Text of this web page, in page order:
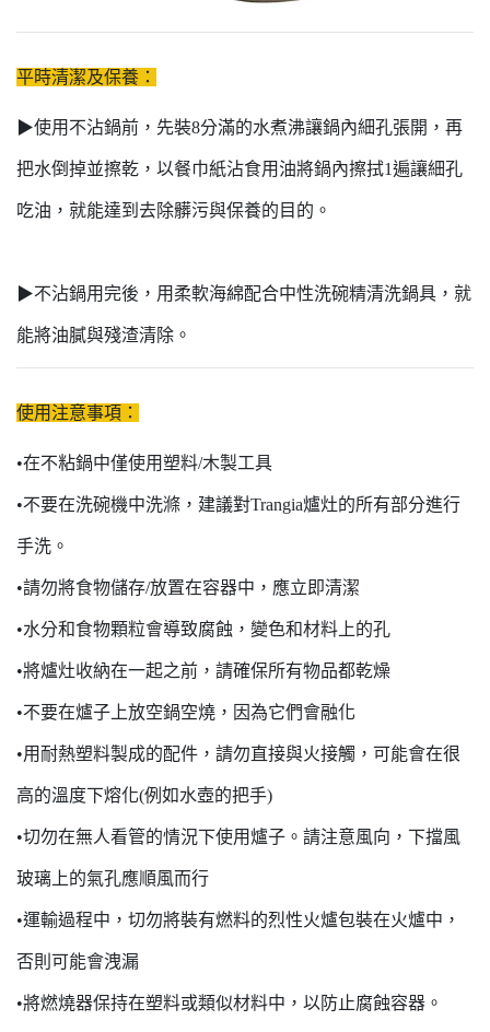
平時清潔及保養：
▶使用不沾鍋前，先裝8分滿的水煮沸讓鍋內細孔張開，再
把水倒掉並擦乾，以餐巾紙沾食用油將鍋內擦拭1遍讓細孔
吃油，就能達到去除髒污與保養的目的。
▶不沾鍋用完後，用柔軟海綿配合中性洗碗精清洗鍋具，就
能將油膩與殘渣清除。
使用注意事項：
•在不粘鍋中僅使用塑料/木製工具
•不要在洗碗機中洗滌，建議對Trangia爐灶的所有部分進行
手洗。
•請勿將食物儲存/放置在容器中，應立即清潔
•水分和食物顆粒會導致腐蝕，變色和材料上的孔
•將爐灶收納在一起之前，請確保所有物品都乾燥
•不要在爐子上放空鍋空燒，因為它們會融化
•用耐熱塑料製成的配件，請勿直接與火接觸，可能會在很
高的溫度下熔化(例如水壺的把手)
•切勿在無人看管的情況下使用爐子。請注意風向，下擋風
玻璃上的氣孔應順風而行
•運輸過程中，切勿將裝有燃料的烈性火爐包裝在火爐中，
否則可能會洩漏
•將燃燒器保持在塑料或類似材料中，以防止腐蝕容器。